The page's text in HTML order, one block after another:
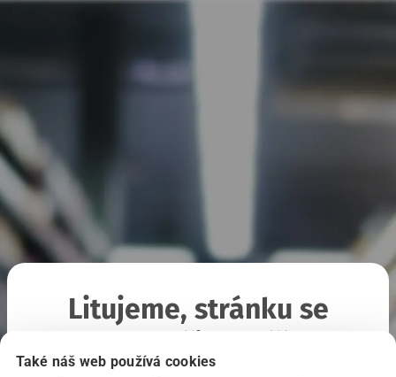
Také náš web používá cookies
Litujeme, stránku se